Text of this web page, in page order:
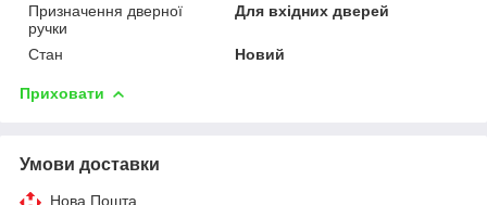
Призначення дверної
ручки
Для вхідних дверей
Стан Новий
Приховати
Умови доставки
Нова Пошта